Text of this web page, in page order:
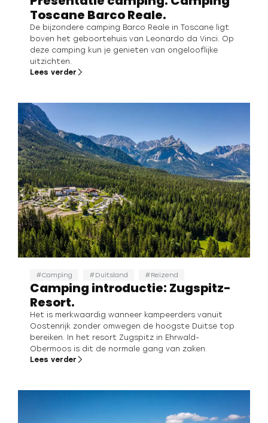
Toscane Barco Reale.
De bijzondere camping Barco Reale in Toscane ligt
boven het geboortehuis van Leonardo da Vinci. Op
deze camping kun je genieten van ongelooflijke
uitzichten.
Lees verder
Camping Duitsland Reizend
Camping introductie: Zugspitz-
Resort.
Het is merkwaardig wanneer kampeerders vanuit
Oostenrijk zonder omwegen de hoogste Duitse top
bereiken. In het resort Zugspitz in Ehrwald-
Obermoos is dit de normale gang van zaken.
Lees verder